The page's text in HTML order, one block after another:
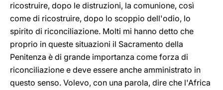
ricostruire, dopo le distruzioni, la comunione, così
come di ricostruire, dopo lo scoppio dell'odio, lo
spirito di riconciliazione. Molti mi hanno detto che
proprio in queste situazioni il Sacramento della
Penitenza è di grande importanza come forza di
riconciliazione e deve essere anche amministrato in
questo senso. Volevo, con una parola, dire che l'Africa